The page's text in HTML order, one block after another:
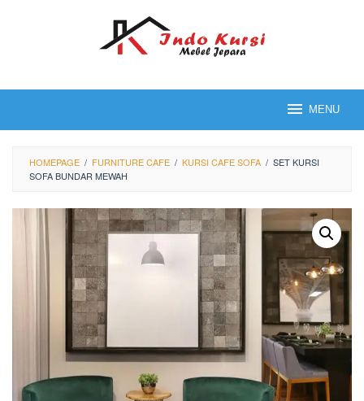
MENU
HOMEPAGE / FURNITURE CAFE / KURSI CAFE SOFA / SET KURSI
SOFA BUNDAR MEWAH